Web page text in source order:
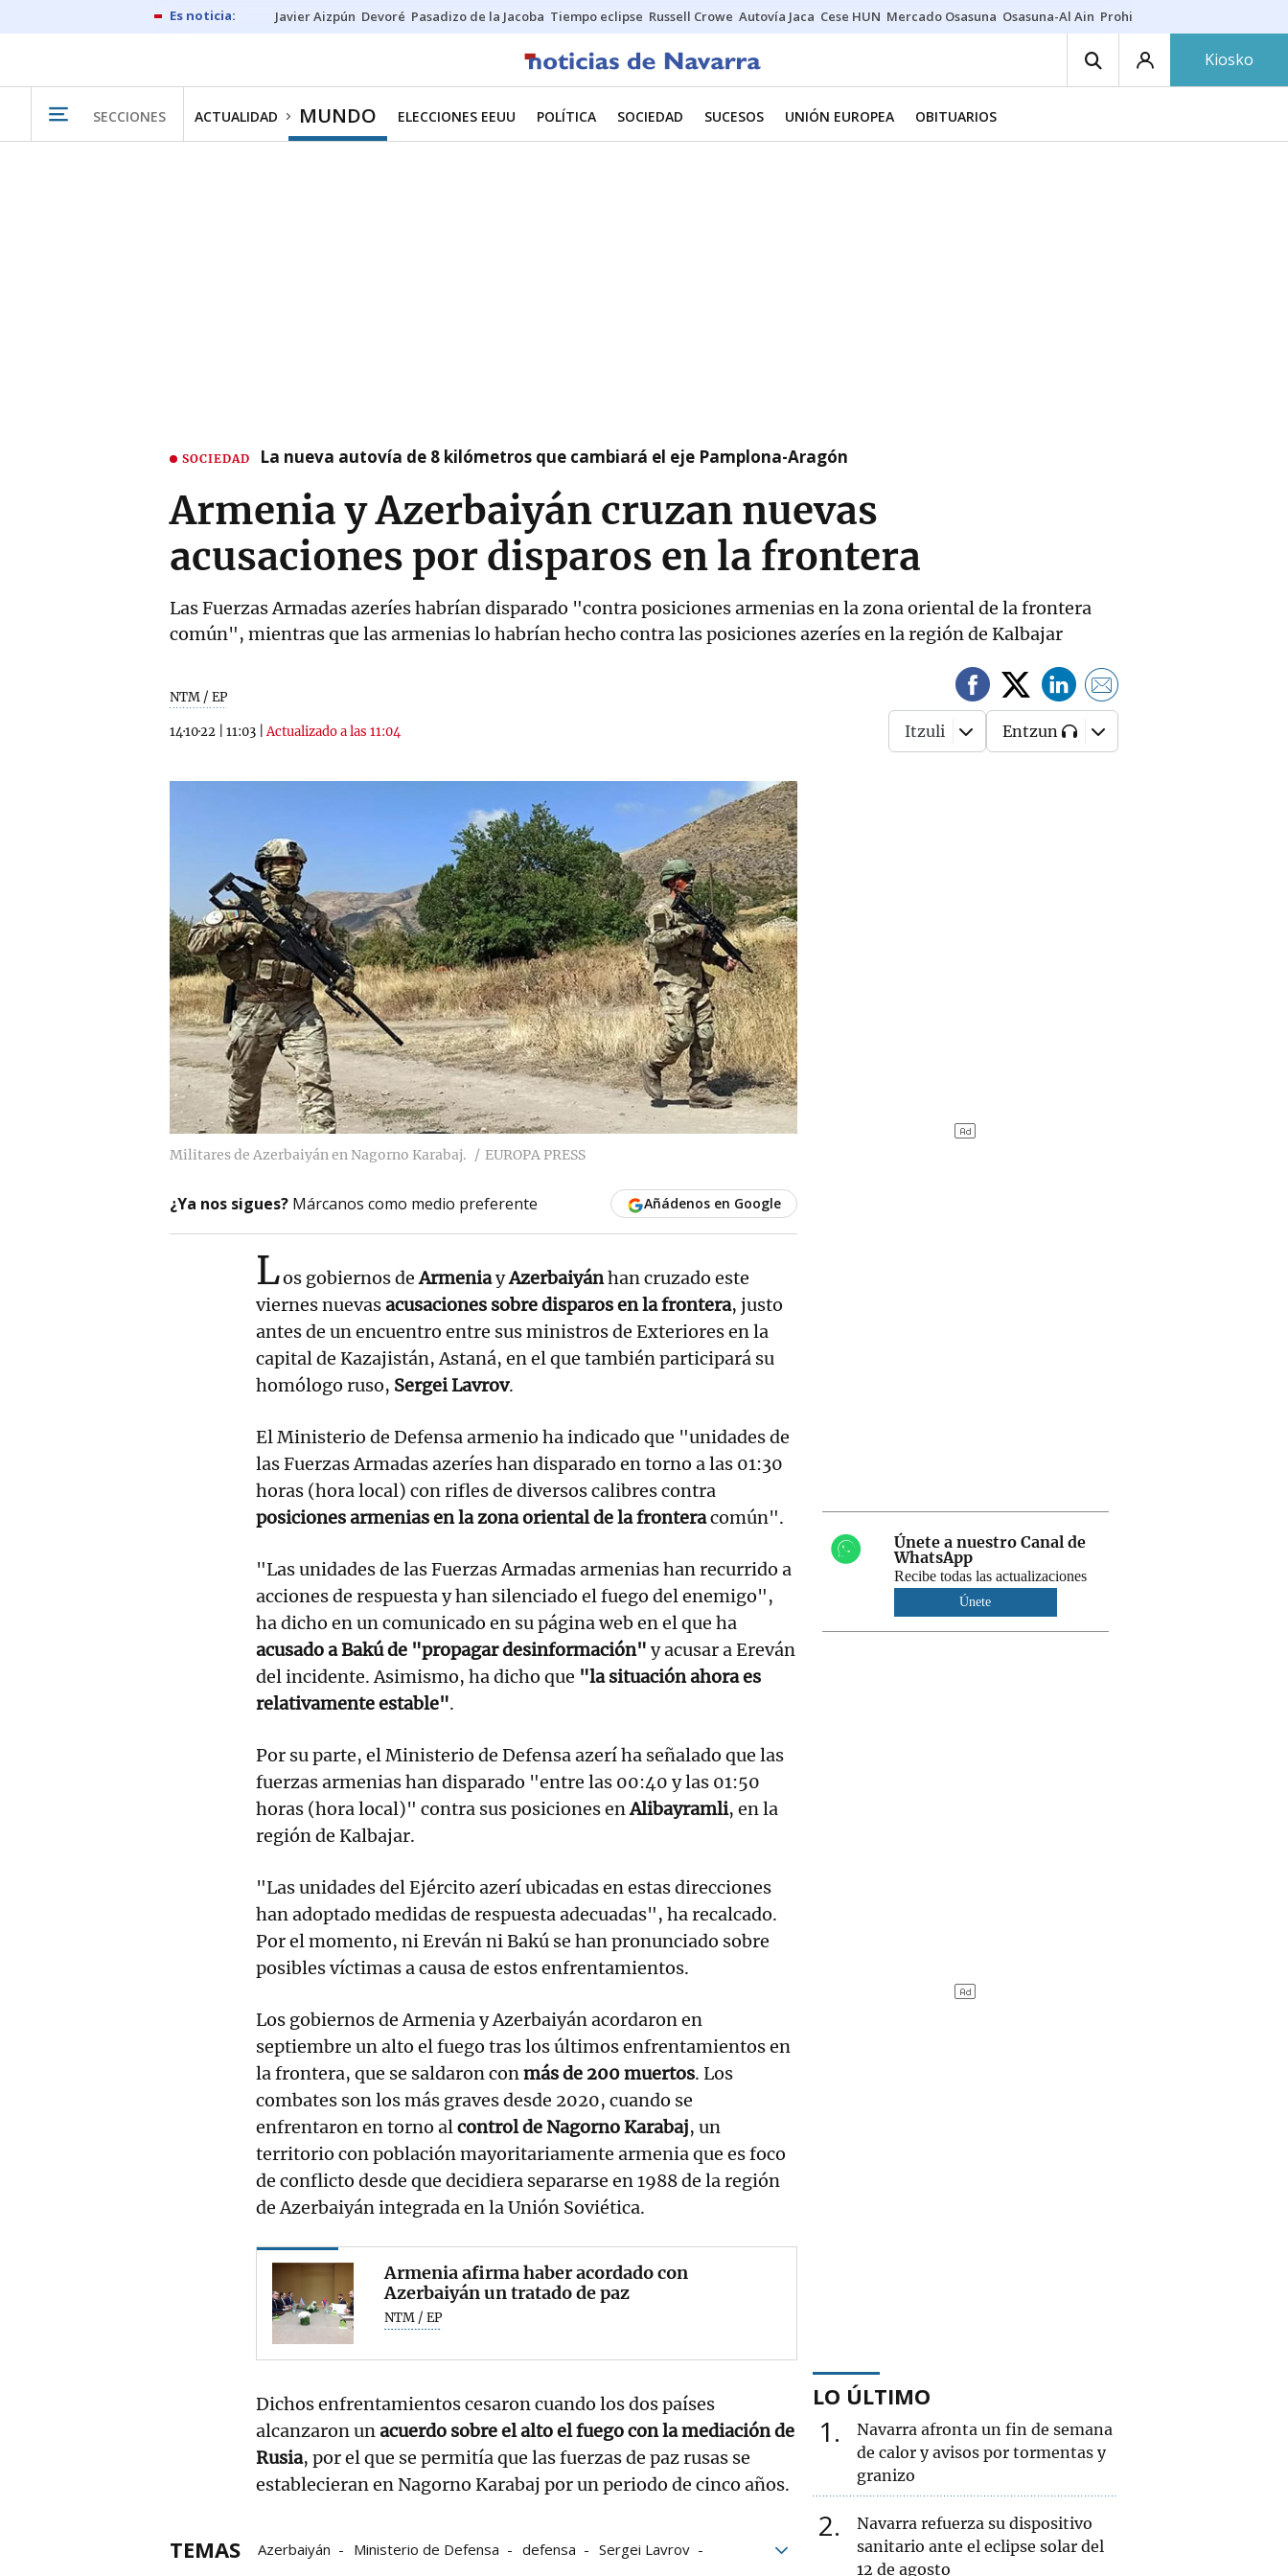
Javier Aizpún Devoré Pasadizo de la Jacoba Tiempo eclipse Russell Crowe Autovía Jaca Cese HUN Mercado Osasuna Osasuna-Al Ain Prohibiciones eclipse
Kiosko
SECCIONES ACTUALIDAD MUNDO ELECCIONES EEUU POLÍTICA SOCIEDAD SUCESOS UNIÓN EUROPEA OBITUARIOS
SOCIEDAD La nueva autovía de 8 kilómetros que cambiará el eje Pamplona-Aragón
Armenia y Azerbaiyán cruzan nuevas
acusaciones por disparos en la frontera
Las Fuerzas Armadas azeríes habrían disparado "contra posiciones armenias en la zona oriental de la frontera
común", mientras que las armenias lo habrían hecho contra las posiciones azeríes en la región de Kalbajar
NTM / EP
14·10·22 11:03 |Actualizado a las 11:04 Itzuli Entzun
Militares de Azerbaiyán en Nagorno Karabaj. EUROPA PRESS
¿Ya nos sigues? Márcanos como medio preferente Añádenos en Google
Los gobiernos deArmeniayAzerbaiyánhan cruzado este
viernes nuevasacusaciones sobre disparos en la frontera, justo
antes de un encuentro entre sus ministros de Exteriores en la
capital de Kazajistán, Astaná, en el que también participará su
homólogo ruso, Sergei Lavrov.
El Ministerio de Defensa armenio ha indicado que "unidades de
las Fuerzas Armadas azeríes han disparado en torno a las 01:30
horas (hora local) con rifles de diversos calibres contra
posiciones armenias en la zona oriental de la fronteracomún".
"Las unidades de las Fuerzas Armadas armenias han recurrido a
acciones de respuesta y han silenciado el fuego del enemigo",
ha dicho en un comunicado en su página web en el que ha
acusado a Bakú de "propagar desinformación" y acusar a Ereván
del incidente. Asimismo, ha dicho que "la situación ahora es
relativamente estable".
Por su parte, el Ministerio de Defensa azerí ha señalado que las
fuerzas armenias han disparado "entre las 00:40 y las 01:50
horas (hora local)" contra sus posiciones enAlibayramli, en la
región de Kalbajar.
"Las unidades del Ejército azerí ubicadas en estas direcciones
han adoptado medidas de respuesta adecuadas", ha recalcado.
Por el momento, ni Ereván ni Bakú se han pronunciado sobre
posibles víctimas a causa de estos enfrentamientos.
Los gobiernos de Armenia y Azerbaiyán acordaron en
septiembre un alto el fuego tras los últimos enfrentamientos en
la frontera, que se saldaron conmás de 200 muertos. Los
combates son los más graves desde 2020, cuando se
enfrentaron en torno alcontrol de Nagorno Karabaj, un
territorio con población mayoritariamente armenia que es foco
de conflicto desde que decidiera separarse en 1988 de la región
de Azerbaiyán integrada en la Unión Soviética.
Armenia afirma haber acordado con
Azerbaiyán un tratado de paz
NTM / EP
Dichos enfrentamientos cesaron cuando los dos países
alcanzaron unacuerdo sobre el alto el fuego con la mediación de
Rusia, por el que se permitía que las fuerzas de paz rusas se
establecieran en Nagorno Karabaj por un periodo de cinco años.
TEMAS Azerbaiyán Ministerio de Defensa defensa
Sergei Lavrov
Únete a nuestro Canal de
WhatsApp
Recibe todas las actualizaciones
Únete
LO ÚLTIMO
1
Navarra afronta un fin de semana
de calor y avisos por tormentas y
granizo
2
Navarra refuerza su dispositivo
sanitario ante el eclipse solar del
12 de agosto